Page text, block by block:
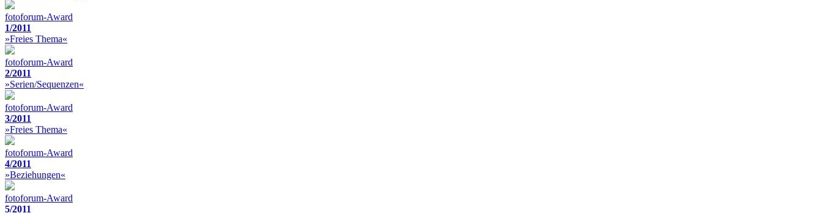
fotoforum-Award
1/2011
»Freies Thema«
fotoforum-Award
2/2011
»Serien/Sequenzen«
fotoforum-Award
3/2011
»Freies Thema«
fotoforum-Award
4/2011
»Beziehungen«
fotoforum-Award
5/2011